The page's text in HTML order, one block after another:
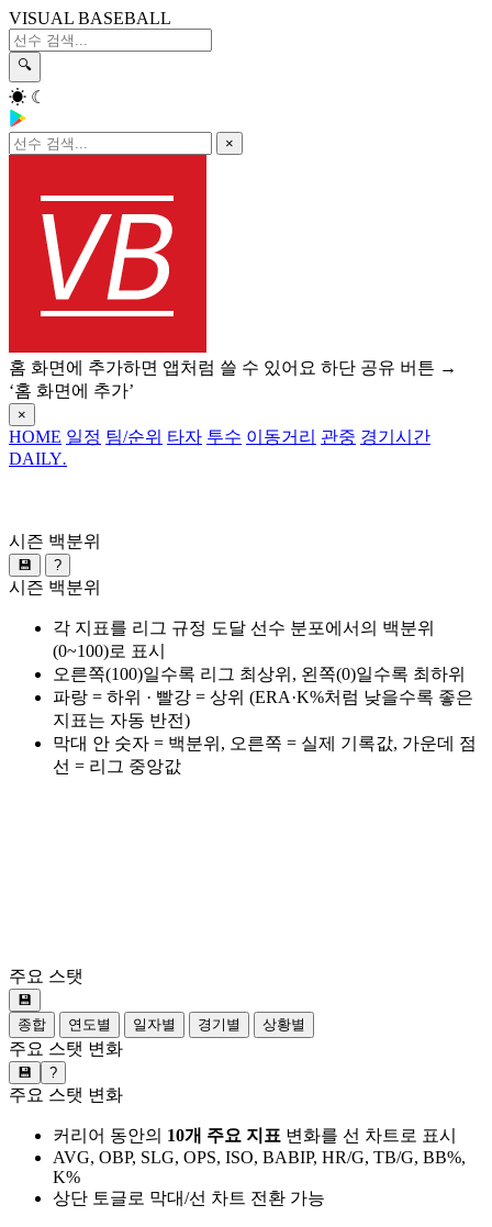
VISUAL BASEBALL
🔍
☀ ☾
×
홈 화면에 추가하면 앱처럼 쓸 수 있어요 하단 공유 버튼 →
‘홈 화면에 추가’
×
HOME 일정 팀/순위 타자 투수 이동거리 관중 경기시간
DAILY.
시즌 백분위
💾 ?
시즌 백분위
각 지표를 리그 규정 도달 선수 분포에서의 백분위
(0~100)로 표시
오른쪽(100)일수록 리그 최상위, 왼쪽(0)일수록 최하위
파랑 = 하위 · 빨강 = 상위 (ERA·K%처럼 낮을수록 좋은
지표는 자동 반전)
막대 안 숫자 = 백분위, 오른쪽 = 실제 기록값, 가운데 점
선 = 리그 중앙값
주요 스탯
💾
종합
연도별 일자별 경기별 상황별
주요 스탯 변화
💾 ?
주요 스탯 변화
커리어 동안의 10개 주요 지표 변화를 선 차트로 표시
AVG, OBP, SLG, OPS, ISO, BABIP, HR/G, TB/G, BB%,
K%
상단 토글로 막대/선 차트 전환 가능